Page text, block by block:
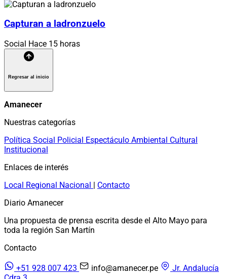
Capturan a ladronzuelo
Social Hace 15 horas
Regresar al inicio
Amanecer
Nuestras categorías
Política Social Policial Espectáculo Ambiental Cultural
Institucional
Enlaces de interés
Local Regional Nacional | Contacto
Diario Amanecer
Una propuesta de prensa escrita desde el Alto Mayo para
toda la región San Martín
Contacto
+51 928 007 423 info@amanecer.pe
Jr. Andalucía